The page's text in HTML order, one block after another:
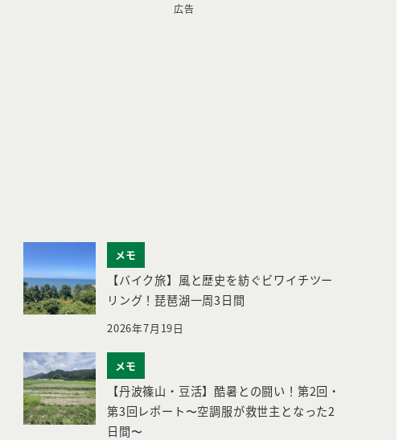
広告
メモ
【バイク旅】風と歴史を紡ぐビワイチツー
リング！琵琶湖一周3日間
2026年7月19日
メモ
【丹波篠山・豆活】酷暑との闘い！第2回・
第3回レポート〜空調服が救世主となった2
日間〜